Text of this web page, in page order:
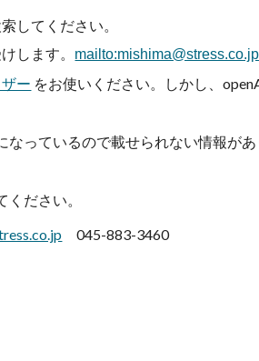
してください。
します。 mailto:mishima@stress.co.jp
ー をお使いください。しかし、
っているので載せられない情報が
ださい。
045-883-3460